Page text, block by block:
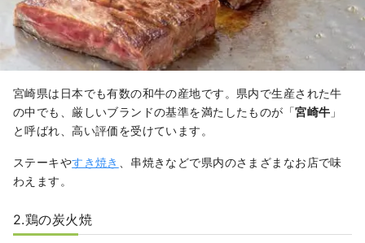
宮崎県は日本でも有数の和牛の産地です。県内で生産された牛
の中でも、厳しいブランドの基準を満たしたものが「宮崎牛 」
と呼ばれ、高い評価を受けています。
ステーキやすき焼き
、串焼きなどで県内のさまざまなお店で味
わえます。
2.鶏の炭火焼